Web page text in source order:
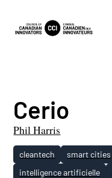
Cerio
Phil Harris
cleantech smart cities
intelligence artificielle